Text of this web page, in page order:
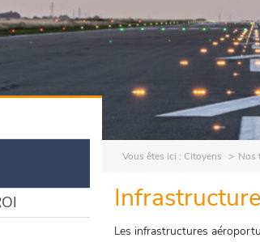
Vous êtes ici : Citoyens Nos
Les infrastructures